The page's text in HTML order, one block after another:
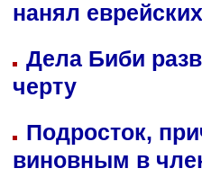
нанял
Дела Биби
черту
Подросток,
виновным в